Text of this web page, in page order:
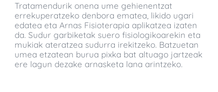
Tratamendurik onena ume gehienentzat
errekuperatzeko denbora ematea, likido ugari
edatea eta Arnas Fisioterapia aplikatzea izaten
da. Sudur garbiketak suero fisiologikoarekin eta
mukiak ateratzea sudurra irekitzeko. Batzuetan
umea etzatean burua pixka bat altuago jartzeak
ere lagun dezake arnasketa lana arintzeko.